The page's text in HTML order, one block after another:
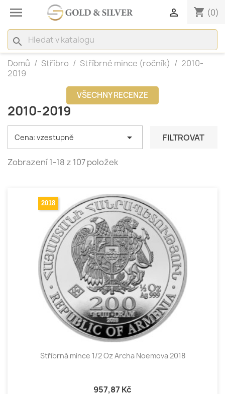
 shopping_cart (0)

search
Domů Stříbro Stříbrné mince (ročník)
2010-
2019
VŠECHNY RECENZE
2010-2019
Cena: vzestupně  FILTROVAT
Zobrazení 1-18 z 107 položek
2018
Stříbrná mince 1/2 Oz Archa Noemova 2018
957,87 Kč